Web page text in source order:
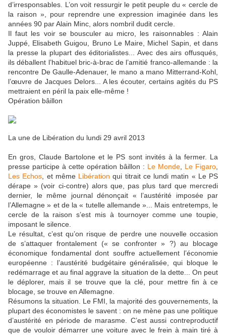
d’irresponsables. L’on voit ressurgir le petit peuple du « cercle de
la raison », pour reprendre une expression imaginée dans les
années 90 par Alain Minc, alors nombril dudit cercle.
Il faut les voir se bousculer au micro, les raisonnables : Alain
Juppé, Elisabeth Guigou, Bruno Le Maire, Michel Sapin, et dans
la presse la plupart des éditorialistes... Avec des airs offusqués,
ils déballent l’habituel bric-à-brac de l’amitié franco-allemande : la
rencontre De Gaulle-Adenauer, le mano a mano Mitterrand-Kohl,
l’œuvre de Jacques Delors... A les écouter, certains agités du PS
mettraient en péril la paix elle-même !
Opération bâillon
La une de Libération du lundi 29 avril 2013
En gros, Claude Bartolone et le PS sont invités à la fermer. La
presse participe à cette opération bâillon : Le Monde Le Figaro
Les Echos , et même Libération qui titrait ce lundi matin « Le PS
dérape » (voir ci-contre) alors que, pas plus tard que mercredi
dernier, le même journal dénonçait « l’austérité imposée par
l’Allemagne » et de la « tutelle allemande »... Mais entretemps, le
cercle de la raison s’est mis à tournoyer comme une toupie,
imposant le silence.
Le résultat, c’est qu’on risque de perdre une nouvelle occasion
de s’attaquer frontalement (« se confronter » ?) au blocage
économique fondamental dont souffre actuellement l’économie
européenne : l’austérité budgétaire généralisée, qui bloque le
redémarrage et au final aggrave la situation de la dette... On peut
le déplorer, mais il se trouve que la clé, pour mettre fin à ce
blocage, se trouve en Allemagne.
Résumons la situation. Le FMI, la majorité des gouvernements, la
plupart des économistes le savent : on ne mène pas une politique
d’austérité en période de marasme. C’est aussi contreproductif
que de vouloir démarrer une voiture avec le frein à main tiré à